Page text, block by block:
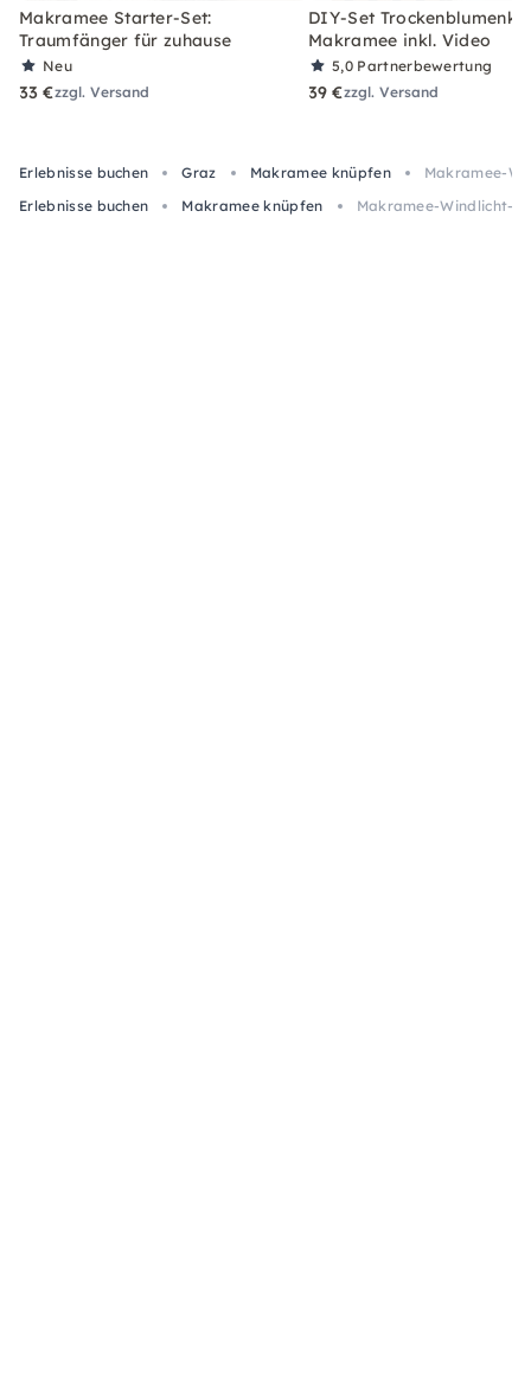
Makramee Starter-Set:
Traumfänger für zuhause
Neu
33 €zzgl. Versand
DIY-Set
Makramee inkl. Video
5,0 Partnerbewertung
39 €zzgl. Versand
Erlebnisse buchen Graz Makramee knüpfen
Makramee-
Erlebnisse buchen
Makramee knüpfen Makramee-Windlicht-